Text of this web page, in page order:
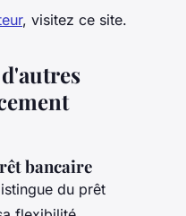
, visitez ce site.
bancaire
du prêt